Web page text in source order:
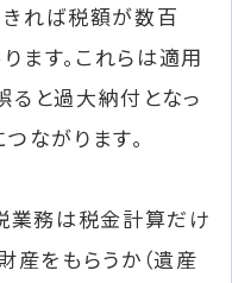
きれば税額が数百
ます。これらは適用
ると過大納付となっ
ながります。
業務は税金計算だけ
産をもらうか（遺産